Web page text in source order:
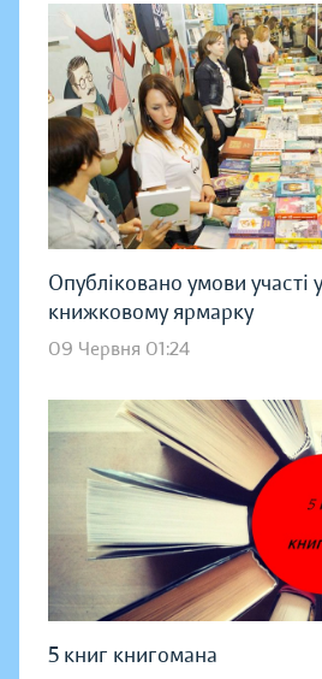
Опубліковано умови участі
книжковому ярмарку
09 Червня 01:24
5 книг книгомана